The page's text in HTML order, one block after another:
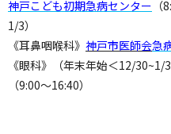
神戸こども初期急病センター
1/3）
《耳鼻咽喉科》 神戸市医師会急
《眼科》（年末年始＜12/30~1/3
（9:00～16:40）